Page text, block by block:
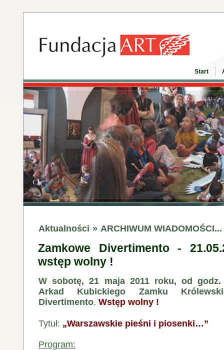
Start
Aktualności » ARCHIWUM WIADOMOŚCI...
Zamkowe Divertimento -
wstęp wolny !
W sobotę, 21 maja 2011 roku, od godz.
Arkad Kubickiego Zamku
Divertimento. Wstęp wolny !
Tytuł: „Warszawskie pieśni i piosenki…”
Program: